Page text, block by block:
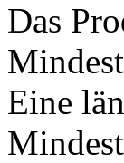
Das
Eine